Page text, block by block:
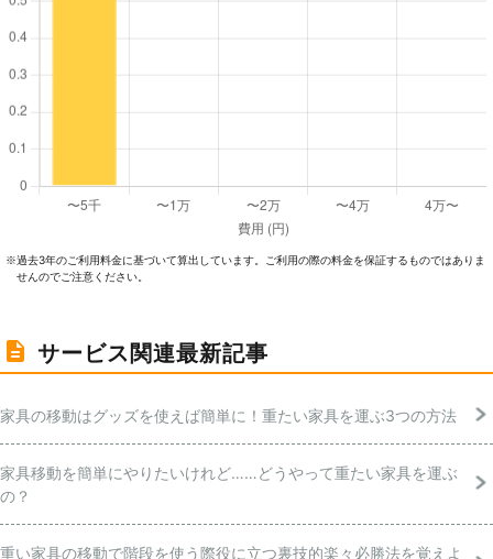
※過去3年のご利⽤料⾦に基づいて算出しています。ご利⽤の際の料⾦を保証するものではありま
せんのでご注意ください。
サービス関連最新記事
家具の移動はグッズを使えば簡単に！重たい家具を運ぶ3つの方法
家具移動を簡単にやりたいけれど……どうやって重たい家具を運ぶ
の？
重い家具の移動で階段を使う際役に立つ裏技的楽々必勝法を覚えよ